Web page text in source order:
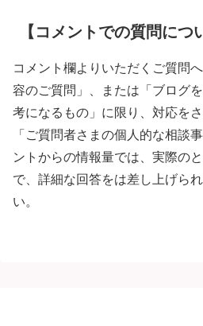
【コメントでの質問につ
コメント欄よりいただくご質問
容のご質問」、または「ブログ
考になるもの」に限り、対応を
「ご質問者さまの個人的な相談
ントからの情報量では、実際の
で、詳細な回答をは差し上げら
い。